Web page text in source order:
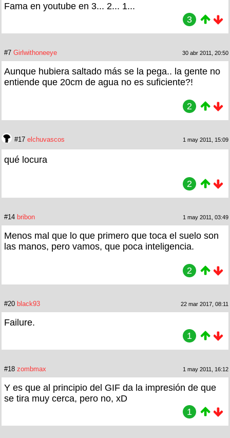
Fama en youtube en 3... 2... 1...
3
#7 Girlwithoneeye 30 abr 2011, 20:50
Aunque hubiera saltado más se la pega.. la gente no
entiende que 20cm de agua no es suficiente?!
2
#17 elchuvascos 1 may 2011, 15:09
qué locura
2
#14 bribon 1 may 2011, 03:49
Menos mal que lo que primero que toca el suelo son
las manos, pero vamos, que poca inteligencia.
2
#20 black93 22 mar 2017, 08:11
Failure.
1
#18 zombmax 1 may 2011, 16:12
Y es que al principio del GIF da la impresión de que
se tira muy cerca, pero no, xD
1